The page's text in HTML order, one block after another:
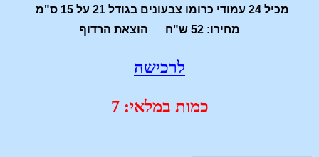
מכיל 24 עמודי כרומו צבעונים בגודל 21 על 15 ס"מ
מחירו: 52 ש"ח הוצאת הרדוף
לרכישה
כמות במלאי: 7